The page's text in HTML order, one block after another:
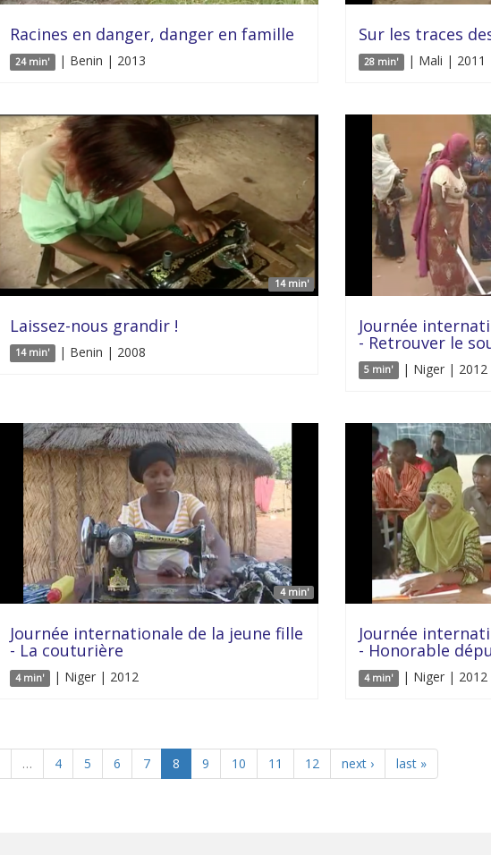
Racines en danger, danger en famille
24 min' | Benin | 2013
Sur les traces
28 min' | Mali | 2011
14 min'
Laissez-nous grandir !
14 min' | Benin | 2008
Journée
- Retrouver le
5 min' | Niger | 2012
4 min'
Journée internationale de la jeune fille
- La couturière
4 min' | Niger | 2012
Journée
- Honorable
4 min' | Niger | 2012
… 4 5 6 7 8 9 10 11 12 next › last »